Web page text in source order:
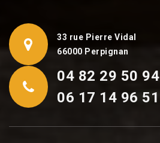
33 rue Pierre Vidal
66000 Perpignan
04 82 29 50 94
06 17 14 96 51